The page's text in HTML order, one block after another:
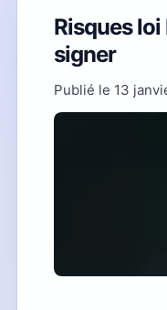
Risques
signer
Publié le 13